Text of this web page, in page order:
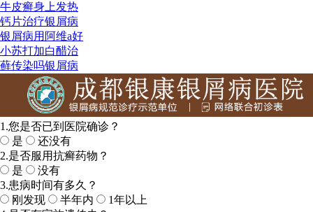
牛皮癣身上发热
钙片治疗银屑病
银屑病用阿维a好
小苏打加白醋治
藓传染吗银屑病
1.您是否已到医院确诊？
是
还没有
2.是否服用抗癣药物？
是
没有
3.患病时间有多久？
刚发现
半年内
1年以上